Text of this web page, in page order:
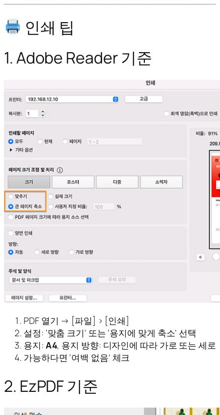
인쇄 팁
1. Adobe Reader 기준
PDF 열기 → [파일] > [인쇄]
설정: ‘맞춤 크기’ 또는 ‘용지에 맞게 축소’ 선택
용지: A4, 용지 방향: 디자인에 따라 가로 또는 세로
가능하다면 ‘여백 없음’ 체크
2. EzPDF 기준